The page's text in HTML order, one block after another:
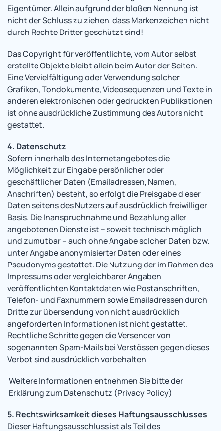
Eigentümer. Allein aufgrund der bloßen Nennung ist
nicht der Schluss zu ziehen, dass Markenzeichen nicht
durch Rechte Dritter geschützt sind!
Das Copyright für veröffentlichte, vom Autor selbst
erstellte Objekte bleibt allein beim Autor der Seiten.
Eine Vervielfältigung oder Verwendung solcher
Grafiken, Tondokumente, Videosequenzen und Texte in
anderen elektronischen oder gedruckten Publikationen
ist ohne ausdrückliche Zustimmung des Autors nicht
gestattet.
4. Datenschutz
Sofern innerhalb des Internetangebotes die
Möglichkeit zur Eingabe persönlicher oder
geschäftlicher Daten (Emailadressen, Namen,
Anschriften) besteht, so erfolgt die Preisgabe dieser
Daten seitens des Nutzers auf ausdrücklich freiwilliger
Basis. Die Inanspruchnahme und Bezahlung aller
angebotenen Dienste ist – soweit technisch möglich
und zumutbar – auch ohne Angabe solcher Daten bzw.
unter Angabe anonymisierter Daten oder eines
Pseudonyms gestattet. Die Nutzung der im Rahmen des
Impressums oder vergleichbarer Angaben
veröffentlichten Kontaktdaten wie Postanschriften,
Telefon- und Faxnummern sowie Emailadressen durch
Dritte zur übersendung von nicht ausdrücklich
angeforderten Informationen ist nicht gestattet.
Rechtliche Schritte gegen die Versender von
sogenannten Spam-Mails bei Verstössen gegen dieses
Verbot sind ausdrücklich vorbehalten.
Weitere Informationen entnehmen Sie bitte der
Erklärung zum Datenschutz (Privacy Policy)
5. Rechtswirksamkeit dieses Haftungsausschlusses
Dieser Haftungsausschluss ist als Teil des